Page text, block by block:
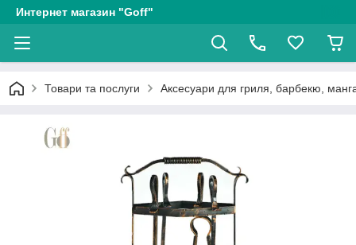
Интернет магазин "Goff"
Товари та послуги Аксесуари для гриля, барбекю,